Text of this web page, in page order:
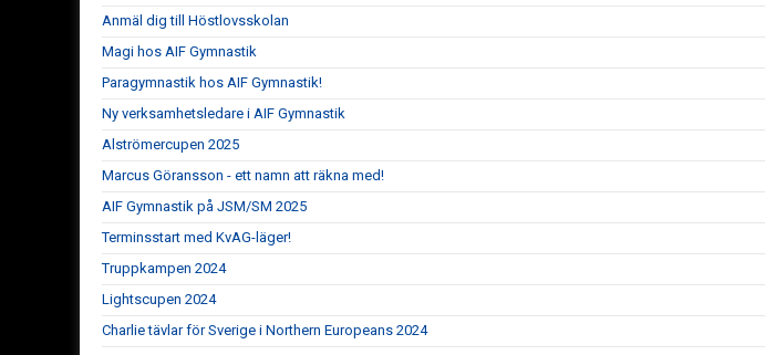
Anmäl dig till Höstlovsskolan
Magi hos AIF Gymnastik
Paragymnastik hos AIF Gymnastik!
Ny verksamhetsledare i AIF Gymnastik
Alströmercupen 2025
Marcus Göransson - ett namn att räkna med!
AIF Gymnastik på JSM/SM 2025
Terminsstart med KvAG-läger!
Truppkampen 2024
Lightscupen 2024
Charlie tävlar för Sverige i Northern Europeans 2024